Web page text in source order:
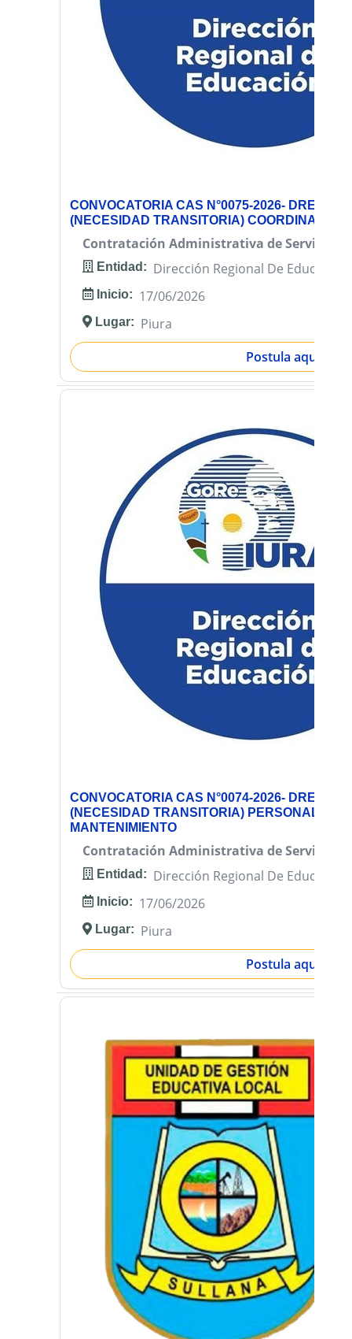
CONVOCATORIA CAS N°0075-2026- DREP-
(NECESIDAD TRANSITORIA) COORDINADOR
Contratación Administrativa de Servicios
Entidad: Dirección Regional De Educación
Inicio: 17/06/2026
Lugar: Piura
Postula aquí
CONVOCATORIA CAS N°0074-2026- DREP-
(NECESIDAD TRANSITORIA) PERSONAL DE
MANTENIMIENTO
Contratación Administrativa de Servicios
Entidad: Dirección Regional De Educación
Inicio: 17/06/2026
Lugar: Piura
Postula aquí